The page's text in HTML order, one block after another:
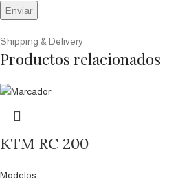
Shipping & Delivery
Productos relacionados
KTM RC 200
Modelos